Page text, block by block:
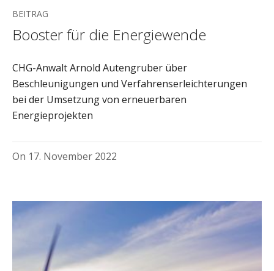
BEITRAG
Booster für die Energiewende
CHG-Anwalt Arnold Autengruber über
Beschleunigungen und Verfahrenserleichterungen
bei der Umsetzung von erneuerbaren
Energieprojekten
On 17. November 2022